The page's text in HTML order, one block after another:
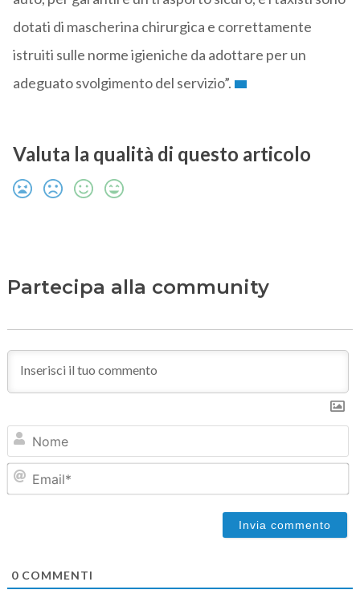
dotati di mascherina chirurgica e correttamente
istruiti sulle norme igieniche da adottare per un
adeguato svolgimento del servizio”.
Valuta la qualità di questo articolo
Partecipa alla community
0COMMENTI